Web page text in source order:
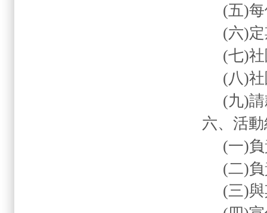
(五)
(六)
(七)
(八)
(九)
六、活
(一)
(二)
(三)